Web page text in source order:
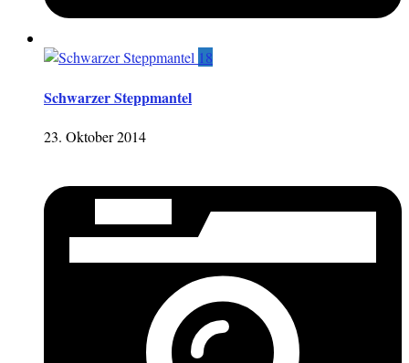
18
Schwarzer Steppmantel
23. Oktober 2014